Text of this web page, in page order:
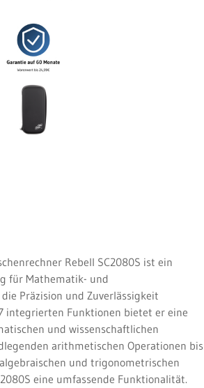
Rebell SC2080S ist ein
für Mathematik- und
Präzision und Zuverlässigkeit
integrierten Funktionen bietet er eine
und wissenschaftlichen
arithmetischen Operationen bis
und trigonometrischen
eine umfassende Funktionalität.